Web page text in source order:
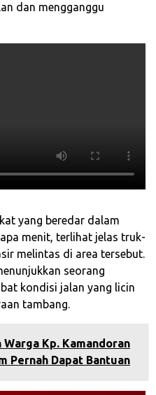
dan mengganggu
yang beredar dalam
menit, terlihat jelas truk-
melintas di area tersebut.
seorang
kondisi jalan yang licin
tambang.
Warga Kp. Kamandoran
Pernah Dapat Bantuan